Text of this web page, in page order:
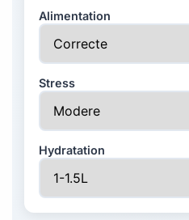
Alimentation
Stress
Hydratation